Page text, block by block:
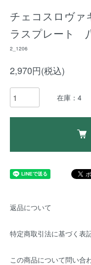
チェコスロヴ
ラスプレート
2_1206
2,970円(税込)
在庫：4
返品について
特定商取引法に基づく表
この商品について問い合